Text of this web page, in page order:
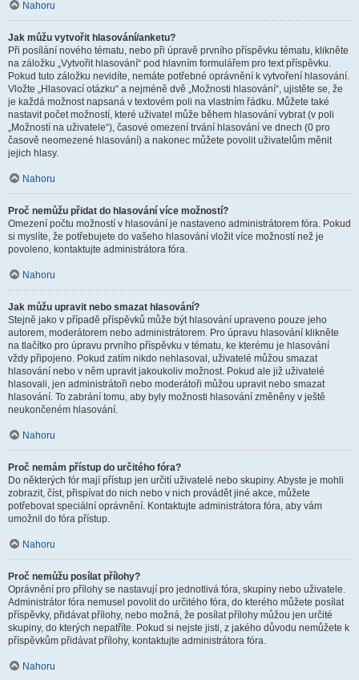
Nahoru
Jak můžu vytvořit hlasování/anketu?
Při posílání nového tématu, nebo při úpravě prvního příspěvku tématu, klikněte
na záložku „Vytvořit hlasování“ pod hlavním formulářem pro text příspěvku.
Pokud tuto záložku nevidíte, nemáte potřebné oprávnění k vytvoření hlasování.
Vložte „Hlasovací otázku“ a nejméně dvě „Možnosti hlasování“, ujistěte se, že
je každá možnost napsaná v textovém poli na vlastním řádku. Můžete také
nastavit počet možností, které uživatel může během hlasování vybrat (v poli
„Možností na uživatele“), časové omezení trvání hlasování ve dnech (0 pro
časově neomezené hlasování) a nakonec můžete povolit uživatelům měnit
jejich hlasy.
Nahoru
Proč nemůžu přidat do hlasování více možností?
Omezení počtu možností v hlasování je nastaveno administrátorem fóra. Pokud
si myslíte, že potřebujete do vašeho hlasování vložit více možností než je
povoleno, kontaktujte administrátora fóra.
Nahoru
Jak můžu upravit nebo smazat hlasování?
Stejně jako v případě příspěvků může být hlasování upraveno pouze jeho
autorem, moderátorem nebo administrátorem. Pro úpravu hlasování klikněte
na tlačítko pro úpravu prvního příspěvku v tématu, ke kterému je hlasování
vždy připojeno. Pokud zatím nikdo nehlasoval, uživatelé můžou smazat
hlasování nebo v něm upravit jakoukoliv možnost. Pokud ale již uživatelé
hlasovali, jen administrátoři nebo moderátoři můžou upravit nebo smazat
hlasování. To zabrání tomu, aby byly možnosti hlasování změněny v ještě
neukončeném hlasování.
Nahoru
Proč nemám přístup do určitého fóra?
Do některých fór mají přístup jen určití uživatelé nebo skupiny. Abyste je mohli
zobrazit, číst, přispívat do nich nebo v nich provádět jiné akce, můžete
potřebovat speciální oprávnění. Kontaktujte administrátora fóra, aby vám
umožnil do fóra přístup.
Nahoru
Proč nemůžu posílat přílohy?
Oprávnění pro přílohy se nastavují pro jednotlivá fóra, skupiny nebo uživatele.
Administrátor fóra nemusel povolit do určitého fóra, do kterého můžete posílat
příspěvky, přidávat přílohy, nebo možná, že posílat přílohy můžou jen určité
skupiny, do kterých nepatříte. Pokud si nejste jisti, z jakého důvodu nemůžete k
příspěvkům přidávat přílohy, kontaktujte administrátora fóra.
Nahoru